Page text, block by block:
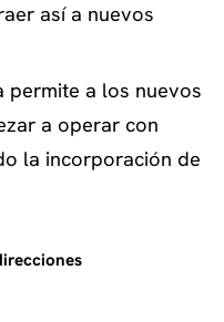
así a nuevos
permite a los nuevos
a operar con
la incorporación de